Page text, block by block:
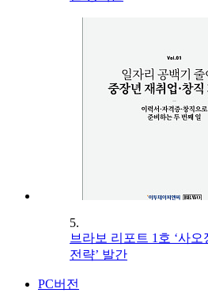
5.
브라보 리포트 1호 ‘사오
전략’ 발간
PC버전